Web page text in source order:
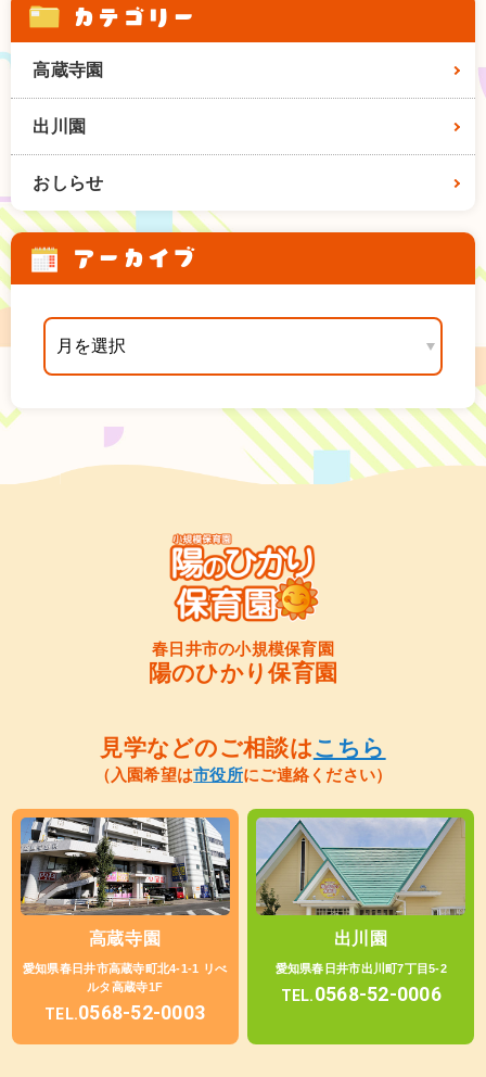
カテゴリー
高蔵寺園
出川園
おしらせ
アーカイブ
春日井市の小規模保育園
陽のひかり保育園
見学などのご相談はこちら
（入園希望は市役所にご連絡ください）
高蔵寺園
愛知県春日井市高蔵寺町北4-1-1 リべ
ルタ高蔵寺1F
TEL.0568-52-0003
出川園
愛知県春日井市出川町7丁目5-2
TEL.0568-52-0006